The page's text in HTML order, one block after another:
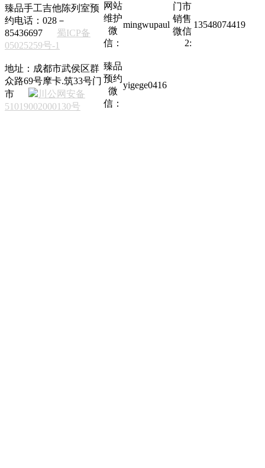
臻品手工吉他陈列室预
约电话：028－
85436697 蜀ICP备
05025259号-1
地址：成都市武侯区群
众路69号摩卡.筑33号门
市
川公网安备
51019002000130号
网站
维护
微
信：
mingwupaul
门市
销售
微信
2:
13548074419
臻品
预约
微
信：
yigege0416